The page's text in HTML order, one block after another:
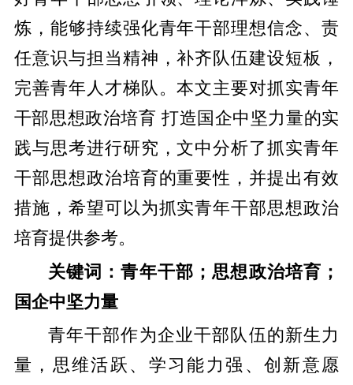
炼，能够持续强化青年干部理想信念、责
任意识与担当精神，补齐队伍建设短板，
完善青年人才梯队。本文主要对抓实青年
干部思想政治培育 打造国企中坚力量的实
践与思考进行研究，文中分析了抓实青年
干部思想政治培育的重要性，并提出有效
措施，希望可以为抓实青年干部思想政治
培育提供参考。
关键词：青年干部；思想政治培育；
国企中坚力量
青年干部作为企业干部队伍的新生力
量，思维活跃、学习能力强、创新意愿